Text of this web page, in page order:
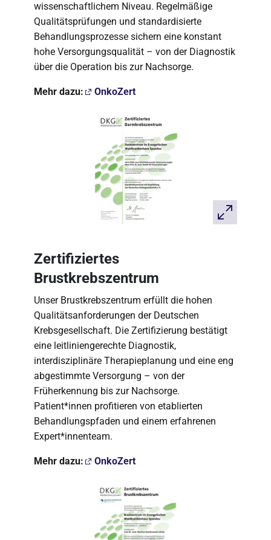
wissenschaftlichem Niveau. Regelmäßige
Qualitätsprüfungen und standardisierte
Behandlungsprozesse sichern eine konstant
hohe Versorgungsqualität – von der Diagnostik
über die Operation bis zur Nachsorge.
Mehr dazu: OnkoZert
Zertifiziertes
Brustkrebszentrum
Unser Brustkrebszentrum erfüllt die hohen
Qualitätsanforderungen der Deutschen
Krebsgesellschaft. Die Zertifizierung bestätigt
eine leitliniengerechte Diagnostik,
interdisziplinäre Therapieplanung und eine eng
abgestimmte Versorgung – von der
Früherkennung bis zur Nachsorge.
Patient*innen profitieren von etablierten
Behandlungspfaden und einem erfahrenen
Expert*innenteam.
Mehr dazu: OnkoZert